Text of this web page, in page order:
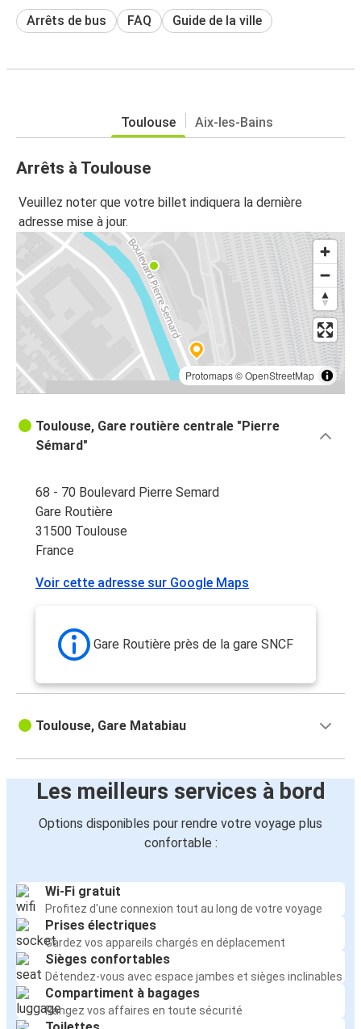
Arrêts de bus FAQ Guide de la ville
Toulouse Aix-les-Bains
Arrêts à Toulouse
Veuillez noter que votre billet indiquera la dernière
adresse mise à jour.
Protomaps©OpenStreetMap
Toulouse, Gare routière centrale "Pierre
Sémard"
68 - 70 Boulevard Pierre Semard
Gare Routière
31500 Toulouse
France
Voir cette adresse sur Google Maps
Gare Routière près de la gare SNCF
Toulouse, Gare Matabiau
Les meilleurs services à bord
Options disponibles pour rendre votre voyage plus
confortable :
Wi-Fi gratuit
Profitez d'une connexion tout au long de votre voyage
Prises électriques
Gardez vos appareils chargés en déplacement
Sièges confortables
Détendez-vous avec espace jambes et sièges inclinables
Compartiment à bagages
Rangez vos affaires en toute sécurité